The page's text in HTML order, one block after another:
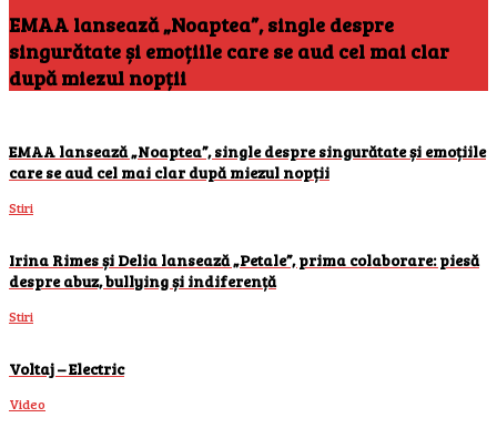
EMAA lansează „Noaptea”, single despre
singurătate și emoțiile care se aud cel mai clar
după miezul nopții
EMAA lansează „Noaptea”, single despre singurătate și emoțiile
care se aud cel mai clar după miezul nopții
Stiri
Irina Rimes și Delia lansează „Petale”, prima colaborare: piesă
despre abuz, bullying și indiferență
Stiri
Voltaj – Electric
Video